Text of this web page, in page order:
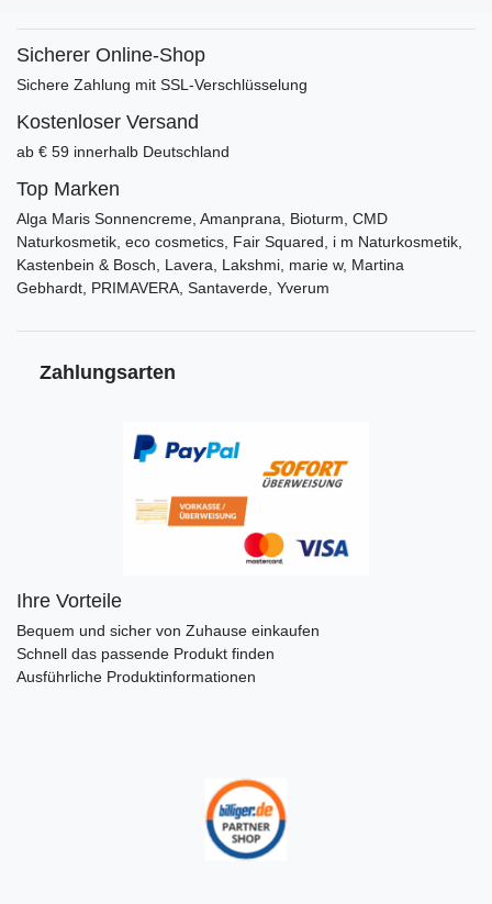
Sicherer Online-Shop
Sichere Zahlung mit SSL-Verschlüsselung
Kostenloser Versand
ab € 59 innerhalb Deutschland
Top Marken
Alga Maris Sonnencreme, Amanprana, Bioturm, CMD
Naturkosmetik, eco cosmetics, Fair Squared, i m Naturkosmetik,
Kastenbein & Bosch, Lavera, Lakshmi, marie w, Martina
Gebhardt, PRIMAVERA, Santaverde, Yverum
Zahlungsarten
Ihre Vorteile
Bequem und sicher von Zuhause einkaufen
Schnell das passende Produkt finden
Ausführliche Produktinformationen